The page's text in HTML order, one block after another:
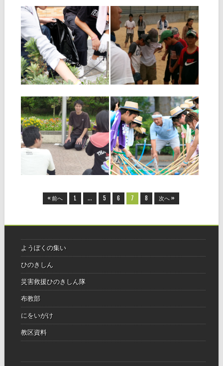
思いのもと
参加しました。台
2011.08.30
道の学生ひのきしん
ＤＡＹ
道につながる学生が、全国各
地で同じ日に、日ごろの感謝
を込めひのきしんに励みま
す。 全国で参加者３，０００
名を目標に一人でも多くの仲
間と共に感謝と喜びの心を広
げていきます。 福岡でも楽し
いただきま
▶
2011.07.02
博多支部 ファミリー
ハートクリーン開催
７月２日、博多支部では、青
年会、学生担当委員会、学生
会、少年会共催で「ファミリ
ーハートクリーン」を開催し
ました。 この行事は、ひのき
しんやレクリエーションなど
を通して、同じ地域に住むよ
睦をはかる
2011.06.11
高校生の集い まなび
ば IN 海の中道
「高校生の集いまなびば」と
は、グループワークを通して
身近なことを話し合ったり、
お道について学んだりと、普
段の高校生活では経験できな
い新鮮な充実感が味わえる、
そんな行事です。 一人でも多
▶
2011.06.11
学生生徒修養会高校
の部
毎年夏に開催される「学修」
には、全国からたくさんの高
校生がおぢばへ帰ってきま
す。一週間の合宿生活では多
彩なプログラムを通してお道
の教えを実践し、学んでいき
ます。 ここでしか体験できな
▶
« 前へ 1 … 5 6 7 8 次へ »
ようぼくの集い
ひのきしん
災害救援ひのきしん隊
布教部
にをいがけ
教区資料